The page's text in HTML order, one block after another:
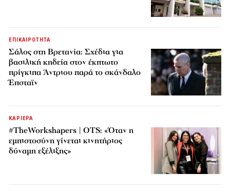
ΕΠΙΚΑΙΡΟΤΗΤΑ
Σάλος στη Βρετανία: Σχέδια για
βασιλική κηδεία στον έκπτωτο
πρίγκιπα Άντριου παρά το σκάνδαλο
Έπσταϊν
ΚΑΡΙΕΡΑ
#TheWorkshapers | OTS: «Όταν η
εμπιστοσύνη γίνεται κινητήριος
δύναμη εξέλιξης»